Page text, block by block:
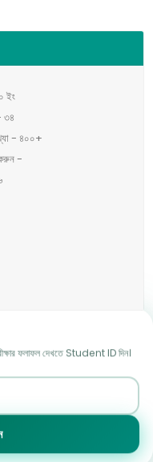
ইং
৩৪
- ৪০০+
-
ফলাফল দেখতে Student ID দিন।